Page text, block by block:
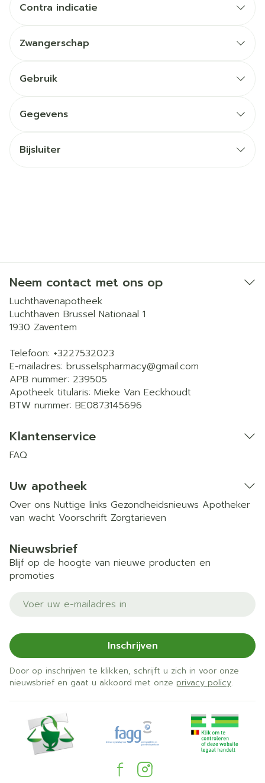
Contra indicatie
Zwangerschap
Gebruik
Gegevens
Bijsluiter
Neem contact met ons op
Luchthavenapotheek
Luchthaven Brussel Nationaal 1
1930 Zaventem
Telefoon: +3227532023
E-mailadres: brusselspharmacy@gmail.com
APB nummer: 239505
Apotheek titularis: Mieke Van Eeckhoudt
BTW nummer: BE0873145696
Klantenservice
FAQ
Uw apotheek
Over ons Nuttige links Gezondheidsnieuws Apotheker
van wacht Voorschrift Zorgtarieven
Nieuwsbrief
Blijf op de hoogte van nieuwe producten en
promoties
E-mail adres
Inschrijven
Door op inschrijven te klikken, schrijft u zich in voor onze
nieuwsbrief en gaat u akkoord met onze privacy policy.